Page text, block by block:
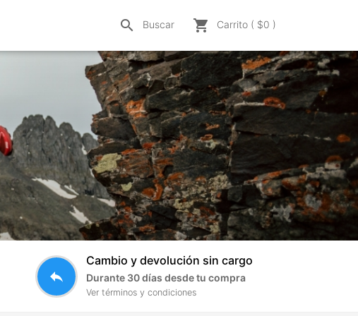
search Buscar shopping_cart Carrito ( $0 )
reply
Cambio y devolución sin cargo
Durante 30 días desde tu compra
Ver términos y condiciones